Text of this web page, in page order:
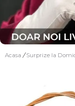
Acasa / Surprize la